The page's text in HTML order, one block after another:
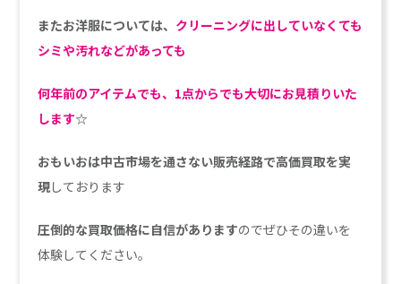
またお洋服については、 クリーニングに出していなくても
シミや汚れなどがあっても
何年前のアイテムでも、1点からでも大切にお見積りいた
します☆
おもいおは中古市場を通さない販売経路で高価買取を実
現しております
圧倒的な買取価格に自信がありますのでぜひその違いを
体験してください。